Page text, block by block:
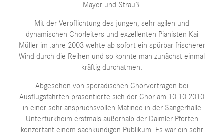
Mayer und Strauß.
Mit der Verpflichtung des jungen, sehr agilen und
dynamischen Chorleiters und exzellenten Pianisten Kai
Müller im Jahre 2003 wehte ab sofort ein spürbar frischerer
Wind durch die Reihen und so konnte man zunächst einmal
kräftig durchatmen.
Abgesehen von sporadischen Chorvorträgen bei
Ausflugsfahrten präsentierte sich der Chor am 10.10.2010
in einer sehr anspruchsvollen Matinee in der Sängerhalle
Untertürkheim erstmals außerhalb der Daimler-Pforten
konzertant einem sachkundigen Publikum. Es war ein sehr